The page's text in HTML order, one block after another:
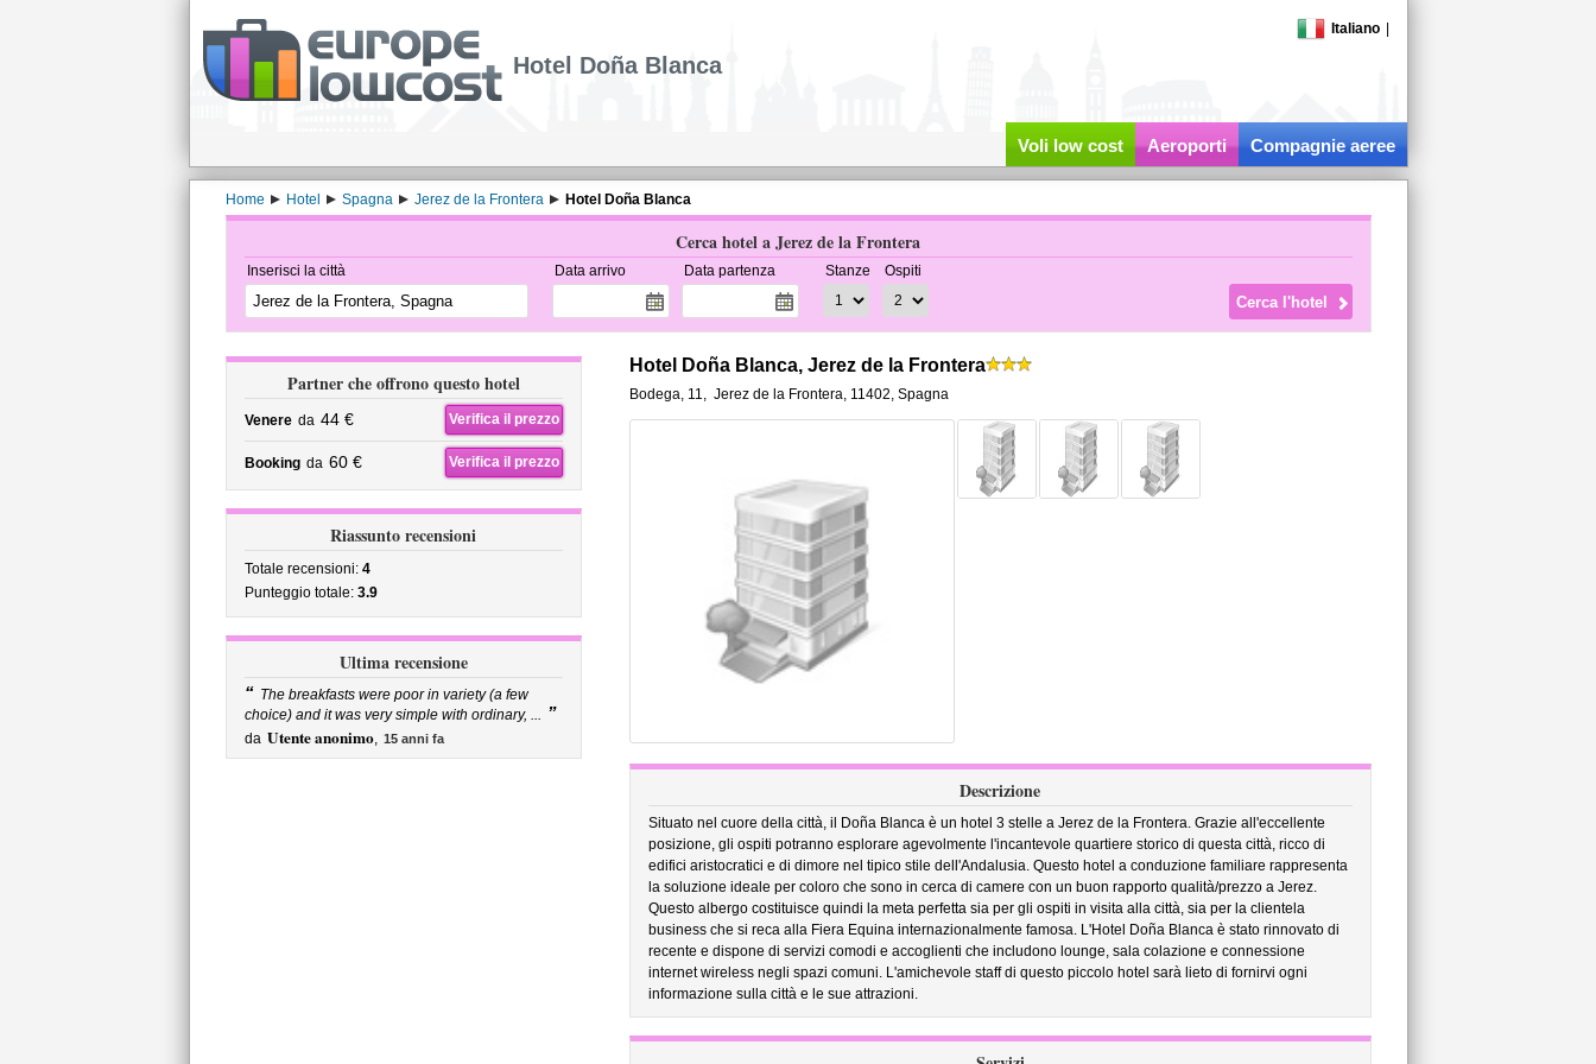
Italiano
Hotel Doña Blanca
Voli low cost Aeroporti Compagnie aeree
Home Hotel Spagna Jerez de la Frontera Hotel Doña Blanca
Cerca hotel a Jerez de la Frontera
Inserisci la città Data arrivo Data partenza Stanze Ospiti
Partner che offrono questo hotel
Venere da 44 € Verifica il prezzo
Booking da 60 € Verifica il prezzo
Riassunto recensioni
Totale recensioni: 4
Punteggio totale: 3.9
Ultima recensione
“ The breakfasts were poor in variety (a few
choice) and it was very simple with ordinary, ... ”
da Utente anonimo, 15 anni fa
Hotel Doña Blanca, Jerez de la Frontera
Bodega, 11, Jerez de la Frontera, 11402, Spagna
Descrizione
Situato nel cuore della città, il Doña Blanca è un hotel 3 stelle a Jerez de la Frontera. Grazie all'eccellente
posizione, gli ospiti potranno esplorare agevolmente l'incantevole quartiere storico di questa città, ricco di
edifici aristocratici e di dimore nel tipico stile dell'Andalusia. Questo hotel a conduzione familiare rappresenta
la soluzione ideale per coloro che sono in cerca di camere con un buon rapporto qualità/prezzo a Jerez.
Questo albergo costituisce quindi la meta perfetta sia per gli ospiti in visita alla città, sia per la clientela
business che si reca alla Fiera Equina internazionalmente famosa. L'Hotel Doña Blanca è stato rinnovato di
recente e dispone di servizi comodi e accoglienti che includono lounge, sala colazione e connessione
internet wireless negli spazi comuni. L'amichevole staff di questo piccolo hotel sarà lieto di fornirvi ogni
informazione sulla città e le sue attrazioni.